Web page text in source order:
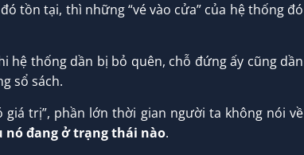
tồn tại, thì những “vé vào cửa” của hệ thống đó
hệ thống dần bị bỏ quên, chỗ đứng ấy cũng dần
sổ sách.
giá trị”, phần lớn thời gian người ta không nói về
nó đang ở trạng thái nào.